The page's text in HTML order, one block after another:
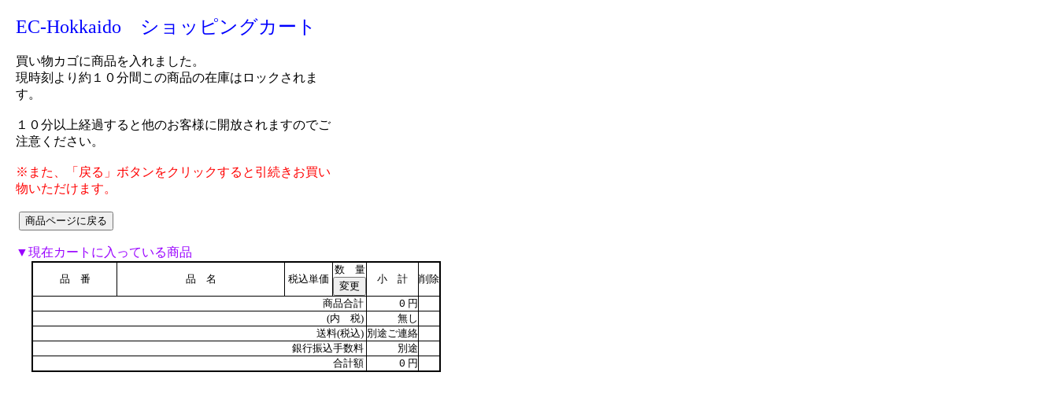
EC-Hokkaido ショッピングカート
買い物カゴに商品を入れました。
現時刻より約１０分間この商品の在庫はロックされま
す。
１０分以上経過すると他のお客様に開放されますのでご
注意ください。
※また、「戻る」ボタンをクリックすると引続きお買い
物いただけます。
▼現在カートに入っている商品
品 番 品 名 税込単価
数 量
小 計
削除
商品合計 0 円
(内 税)
無し
送料(税込) 別途ご連絡
銀行振込手数料
別途
合計額
0 円